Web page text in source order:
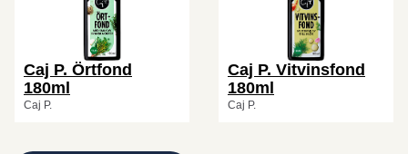
Caj P. Örtfond
180ml
Caj P.
Caj P. Vitvinsfond
180ml
Caj P.